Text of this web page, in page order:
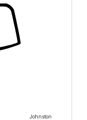
Johnston